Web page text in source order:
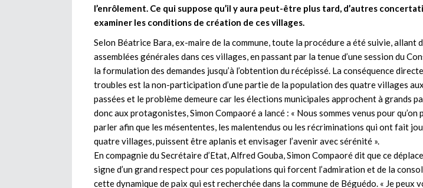
l’enrôlement. Ce qui suppose qu’il y aura peut-être plus tard, d’autres
examiner les conditions de création de ces villages.
Selon Béatrice Bara, ex-maire de la commune, toute la procédure a été suivie, allant
assemblées générales dans ces villages, en passant par la tenue d’une session du
la formulation des demandes jusqu’à l’obtention du récépissé. La conséquence
troubles est la non-participation d’une partie de la population des quatre villages
passées et le problème demeure car les élections municipales approchent à grands
donc aux protagonistes, Simon Compaoré a lancé : « Nous sommes venus pour qu’on
parler afin que les mésententes, les malentendus ou les récriminations qui ont fait
quatre villages, puissent être aplanis et envisager l’avenir avec sérénité ».
En compagnie du Secrétaire d’Etat, Alfred Gouba, Simon Compaoré dit que ce
signe d’un grand respect pour ces populations qui forcent l’admiration et de la
cette dynamique de paix qui est recherchée dans la commune de Béguédo. « Je peux